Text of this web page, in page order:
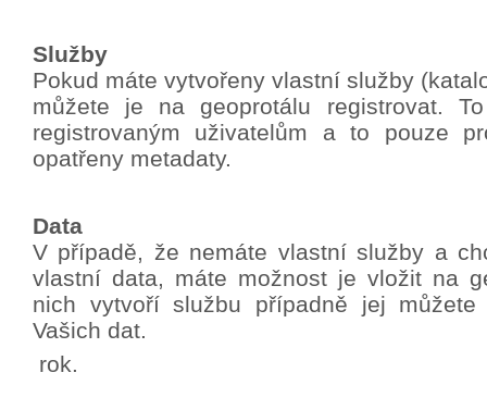
Služby
Pokud máte vytvořeny vlastní služby
můžete je na geoprotálu registrovat.
registrovaným uživatelům a to pouze
opatřeny metadaty.
Data
V případě, že nemáte vlastní služby a
vlastní data, máte možnost je vložit na
nich vytvoří službu případně jej
Vašich dat.
rok.